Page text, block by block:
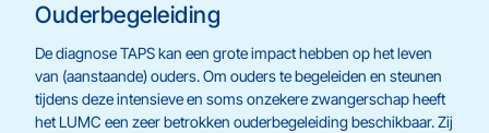
Ouderbegeleiding
De diagnose TAPS kan een grote impact hebben op het leven
van (aanstaande) ouders. Om ouders te begeleiden en steunen
tijdens deze intensieve en soms onzekere zwangerschap heeft
het LUMC een zeer betrokken ouderbegeleiding beschikbaar. Zij